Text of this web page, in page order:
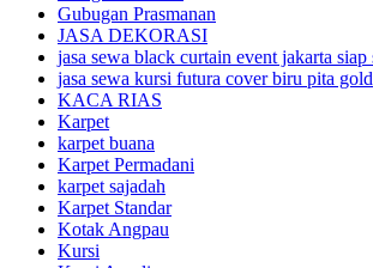
Gubugan Prasmanan
JASA DEKORASI
jasa sewa black curtain event jakarta siap
jasa sewa kursi futura cover biru pita gold
KACA RIAS
Karpet
karpet buana
Karpet Permadani
karpet sajadah
Karpet Standar
Kotak Angpau
Kursi